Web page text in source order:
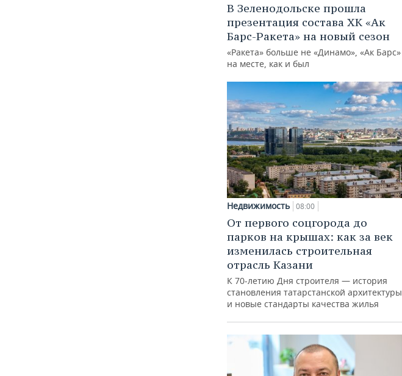
В Зеленодольске прошла
презентация состава ХК «Ак
Барс-Ракета» на новый сезон
«Ракета» больше не «Динамо», «Ак Барс»
на месте, как и был
Недвижимость 08:00
От первого соцгорода до
парков на крышах: как за век
изменилась строительная
отрасль Казани
К 70-летию Дня строителя — история
становления татарстанской архитектуры
и новые стандарты качества жилья